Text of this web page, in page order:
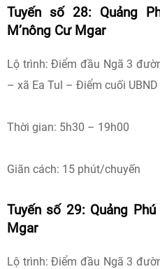
Tuyến số 28: Quảng
M’nông Cư Mgar
Lộ trình: Điểm đầu Ngã 3
– xã Ea Tul – Điểm cuối UBND
Thời gian: 5h30 – 19h00
Giãn cách: 15 phút/chuyến
Tuyến số 29: Quảng
Mgar
Lộ trình: Điểm đầu Ngã 3